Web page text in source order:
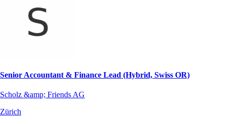
Senior Accountant & Finance Lead (Hybrid, Swiss OR)
Scholz &amp; Friends AG
Zürich